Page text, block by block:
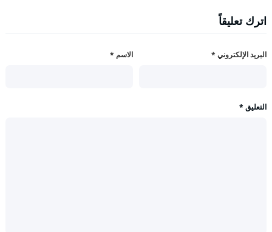
اترك تعليقاً
الاسم * البريد الإلكتروني *
التعليق *